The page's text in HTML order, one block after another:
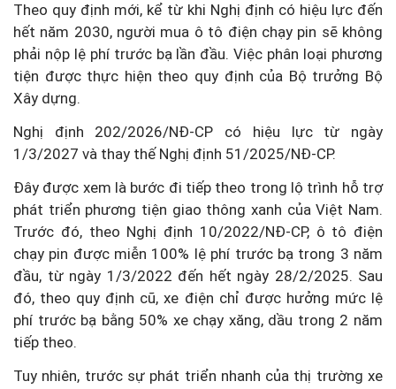
Theo quy định mới, kể từ khi Nghị định có hiệu lực đến
hết năm 2030, người mua ô tô điện chạy pin sẽ không
phải nộp lệ phí trước bạ lần đầu. Việc phân loại phương
tiện được thực hiện theo quy định của Bộ trưởng Bộ
Xây dựng.
Nghị định 202/2026/NĐ-CP có hiệu lực từ ngày
1/3/2027 và thay thế Nghị định 51/2025/NĐ-CP.
Đây được xem là bước đi tiếp theo trong lộ trình hỗ trợ
phát triển phương tiện giao thông xanh của Việt Nam.
Trước đó, theo Nghị định 10/2022/NĐ-CP, ô tô điện
chạy pin được miễn 100% lệ phí trước bạ trong 3 năm
đầu, từ ngày 1/3/2022 đến hết ngày 28/2/2025. Sau
đó, theo quy định cũ, xe điện chỉ được hưởng mức lệ
phí trước bạ bằng 50% xe chạy xăng, dầu trong 2 năm
tiếp theo.
Tuy nhiên, trước sự phát triển nhanh của thị trường xe